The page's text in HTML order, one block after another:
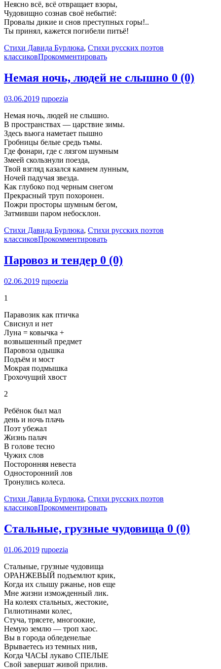
Неясно всё, всё отвращает взоры,
Чудовищно сознав своё небытиё:
Провалы дикие и снов преступных горы!..
Ты принял, кажется погибели питьё!
Стихи Давида Бурлюка, Стихи русских поэтов
классиковПрокомментировать
Немая ночь, людей не слышно 0 (0)
03.06.2019 rupoezia
Немая ночь, людей не слышно.
В пространствах — царствие зимы.
Здесь вьюга наметает пышно
Гробницы белые средь тьмы.
Где фонари, где с лязгом шумным
Змеей скользнули поезда,
Твой взгляд казался камнем лунным,
Ночей падучая звезда.
Как глубоко под черным снегом
Прекрасный труп похоронен.
Пожри просторы шумным бегом,
Затмивши паром небосклон.
Стихи Давида Бурлюка, Стихи русских поэтов
классиковПрокомментировать
Паровоз и тендер 0 (0)
02.06.2019 rupoezia
1
Паравозик как птичка
Свиснул и нет
Луна = ковычка +
возвышенный предмет
Паровоза одышка
Подъём и мост
Мокрая подмышка
Грохочущий хвост
2
Ребёнок был мал
день и ночь плачь
Поэт убежал
Жизнь палач
В голове тесно
Чужих слов
Посторонняя невеста
Односторонний лов
Тронулись колеса.
Стихи Давида Бурлюка, Стихи русских поэтов
классиковПрокомментировать
Стальные, грузные чудовища 0 (0)
01.06.2019 rupoezia
Стальные, грузные чудовища
ОРАНЖЕВЫЙ подъемлют крик,
Когда их слышу ржанье, нов еще
Мне жизни изможденный лик.
На колеях стальных, жестокие,
Гилиотинами колес,
Стуча, трясете, многоокие,
Немую землю — троп хаос.
Вы в города обледенелые
Врываетесь из темных нив,
Когда ЧАСЫ лукаво СПЕЛЫЕ
Свой завершат живой прилив.